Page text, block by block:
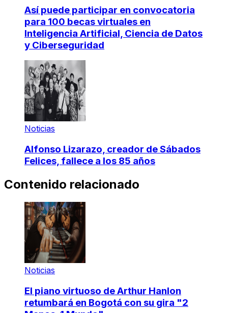
Así puede participar en convocatoria
para 100 becas virtuales en
Inteligencia Artificial, Ciencia de Datos
y Ciberseguridad
Noticias
Alfonso Lizarazo, creador de Sábados
Felices, fallece a los 85 años
Contenido relacionado
Noticias
El piano virtuoso de Arthur Hanlon
retumbará en Bogotá con su gira "2